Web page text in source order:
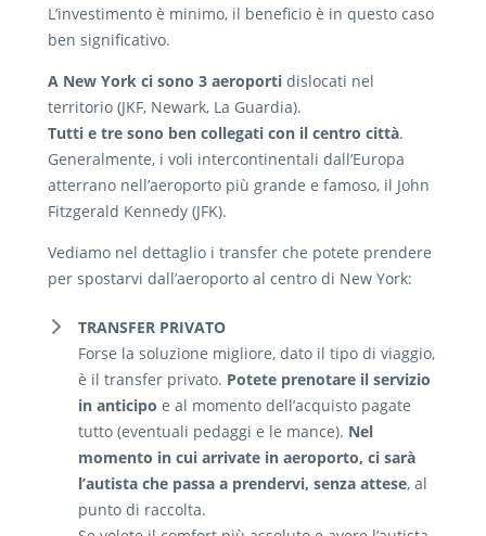
L’investimento è minimo, il beneficio è in questo caso
ben significativo.
A New York ci sono 3 aeroporti dislocati nel
territorio (JKF, Newark, La Guardia).
Tutti e tre sono ben collegati con il centro città.
Generalmente, i voli intercontinentali dall’Europa
atterrano nell’aeroporto più grande e famoso, il John
Fitzgerald Kennedy (JFK).
Vediamo nel dettaglio i transfer che potete prendere
per spostarvi dall’aeroporto al centro di New York:
TRANSFER PRIVATO
Forse la soluzione migliore, dato il tipo di viaggio,
è il transfer privato. Potete prenotare il servizio
in anticipo e al momento dell’acquisto pagate
tutto (eventuali pedaggi e le mance). Nel
momento in cui arrivate in aeroporto, ci sarà
l’autista che passa a prendervi, senza attese, al
punto di raccolta.